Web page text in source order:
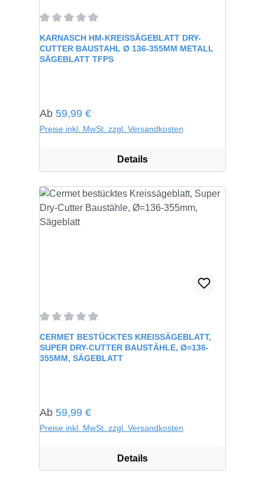
Durchschnittliche Bewertung von 0 von 5 Sternen
KARNASCH HM-KREISSÄGEBLATT DRY-
CUTTER BAUSTAHL Ø 136-355MM METALL
SÄGEBLATT TFPS
Regulärer Preis:
Ab 59,99 €
Preise inkl. MwSt. zzgl. Versandkosten
Details
Durchschnittliche Bewertung von 0 von 5 Sternen
CERMET BESTÜCKTES KREISSÄGEBLATT,
SUPER DRY-CUTTER BAUSTÄHLE, Ø=136-
355MM, SÄGEBLATT
Regulärer Preis:
Ab 59,99 €
Preise inkl. MwSt. zzgl. Versandkosten
Details